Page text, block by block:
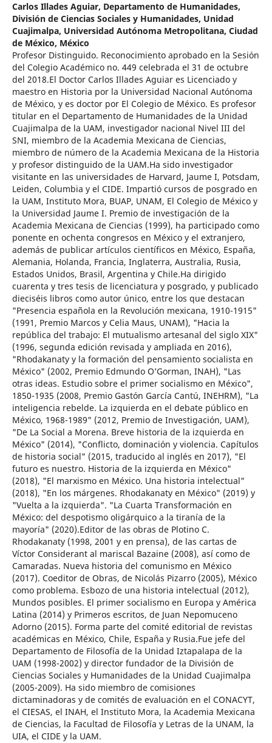
Carlos Illades Aguiar, Departamento de Humanidades,
División de Ciencias Sociales y Humanidades, Unidad
Cuajimalpa, Universidad Autónoma Metropolitana, Ciudad
de México, México
Profesor Distinguido. Reconocimiento aprobado en la Sesión
del Colegio Académico no. 449 celebrada el 31 de octubre
del 2018.El Doctor Carlos Illades Aguiar es Licenciado y
maestro en Historia por la Universidad Nacional Autónoma
de México, y es doctor por El Colegio de México. Es profesor
titular en el Departamento de Humanidades de la Unidad
Cuajimalpa de la UAM, investigador nacional Nivel III del
SNI, miembro de la Academia Mexicana de Ciencias,
miembro de número de la Academia Mexicana de la Historia
y profesor distinguido de la UAM.Ha sido investigador
visitante en las universidades de Harvard, Jaume I, Potsdam,
Leiden, Columbia y el CIDE. Impartió cursos de posgrado en
la UAM, Instituto Mora, BUAP, UNAM, El Colegio de México y
la Universidad Jaume I. Premio de investigación de la
Academia Mexicana de Ciencias (1999), ha participado como
ponente en ochenta congresos en México y el extranjero,
además de publicar artículos científicos en México, España,
Alemania, Holanda, Francia, Inglaterra, Australia, Rusia,
Estados Unidos, Brasil, Argentina y Chile.Ha dirigido
cuarenta y tres tesis de licenciatura y posgrado, y publicado
dieciséis libros como autor único, entre los que destacan
"Presencia española en la Revolución mexicana, 1910-1915"
(1991, Premio Marcos y Celia Maus, UNAM), "Hacia la
república del trabajo: El mutualismo artesanal del siglo XIX"
(1996, segunda edición revisada y ampliada en 2016),
"Rhodakanaty y la formación del pensamiento socialista en
México" (2002, Premio Edmundo O’Gorman, INAH), "Las
otras ideas. Estudio sobre el primer socialismo en México",
1850-1935 (2008, Premio Gastón García Cantú, INEHRM), "La
inteligencia rebelde. La izquierda en el debate público en
México, 1968-1989" (2012, Premio de Investigación, UAM),
"De La Social a Morena. Breve historia de la izquierda en
México" (2014), "Conflicto, dominación y violencia. Capítulos
de historia social" (2015, traducido al inglés en 2017), "El
futuro es nuestro. Historia de la izquierda en México"
(2018), "El marxismo en México. Una historia intelectual"
(2018), "En los márgenes. Rhodakanaty en México" (2019) y
"Vuelta a la izquierda". "La Cuarta Transformación en
México: del despotismo oligárquico a la tiranía de la
mayoría" (2020).Editor de las obras de Plotino C.
Rhodakanaty (1998, 2001 y en prensa), de las cartas de
Víctor Considerant al mariscal Bazaine (2008), así como de
Camaradas. Nueva historia del comunismo en México
(2017). Coeditor de Obras, de Nicolás Pizarro (2005), México
como problema. Esbozo de una historia intelectual (2012),
Mundos posibles. El primer socialismo en Europa y América
Latina (2014) y Primeros escritos, de Juan Nepomuceno
Adorno (2015). Forma parte del comité editorial de revistas
académicas en México, Chile, España y Rusia.Fue jefe del
Departamento de Filosofía de la Unidad Iztapalapa de la
UAM (1998-2002) y director fundador de la División de
Ciencias Sociales y Humanidades de la Unidad Cuajimalpa
(2005-2009). Ha sido miembro de comisiones
dictaminadoras y de comités de evaluación en el CONACYT,
el CIESAS, el INAH, el Instituto Mora, la Academia Mexicana
de Ciencias, la Facultad de Filosofía y Letras de la UNAM, la
UIA, el CIDE y la UAM.